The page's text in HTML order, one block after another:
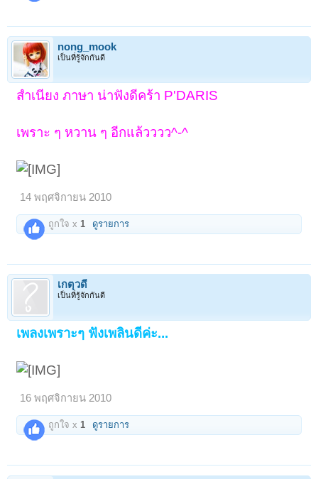
nong_mook
เป็นที่รู้จักกันดี
สำเนียง ภาษา น่าฟังดีคร้า P'DARIS
เพราะ ๆ หวาน ๆ อีกแล้วววว^-^
14 พฤศจิกายน 2010
ถูกใจ x 1 ดูรายการ
เกตุวดี
เป็นที่รู้จักกันดี
เพลงเพราะๆ ฟังเพลินดีค่ะ...
16 พฤศจิกายน 2010
ถูกใจ x1 ดูรายการ